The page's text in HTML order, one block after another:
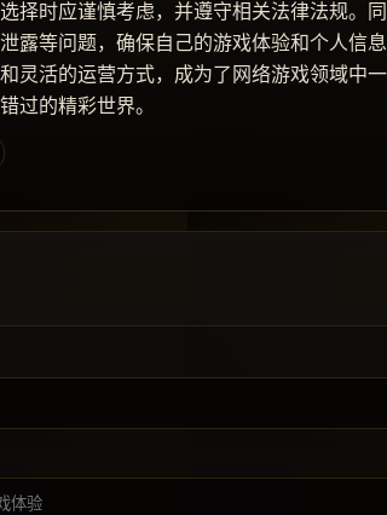
择时应谨慎考虑，并遵守相关法律法规。
露等问题，确保自己的游戏体验和个人信
灵活的运营方式，成为了网络游戏领域中
过的精彩世界。